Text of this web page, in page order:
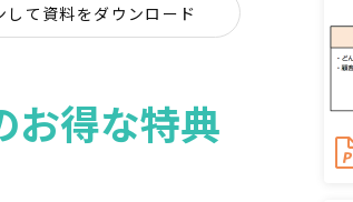
して資料をダウンロード
得な特典